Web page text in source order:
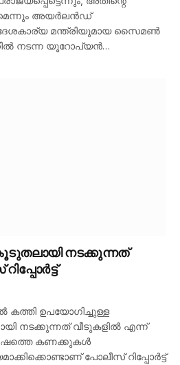
അയർലൻഡ്
മന്ത്രിയുമായ സൈമൺ
നടന്ന യൂറോപ്യൻ…
നടക്കുന്നത്
ഉപയോഗിച്ചുള്ള
നടക്കുന്നത് വീടുകളിൽ എന്ന്
വർഷത്തെ കണക്കുകൾ
പോലീസ് റിപ്പോർട്ട്